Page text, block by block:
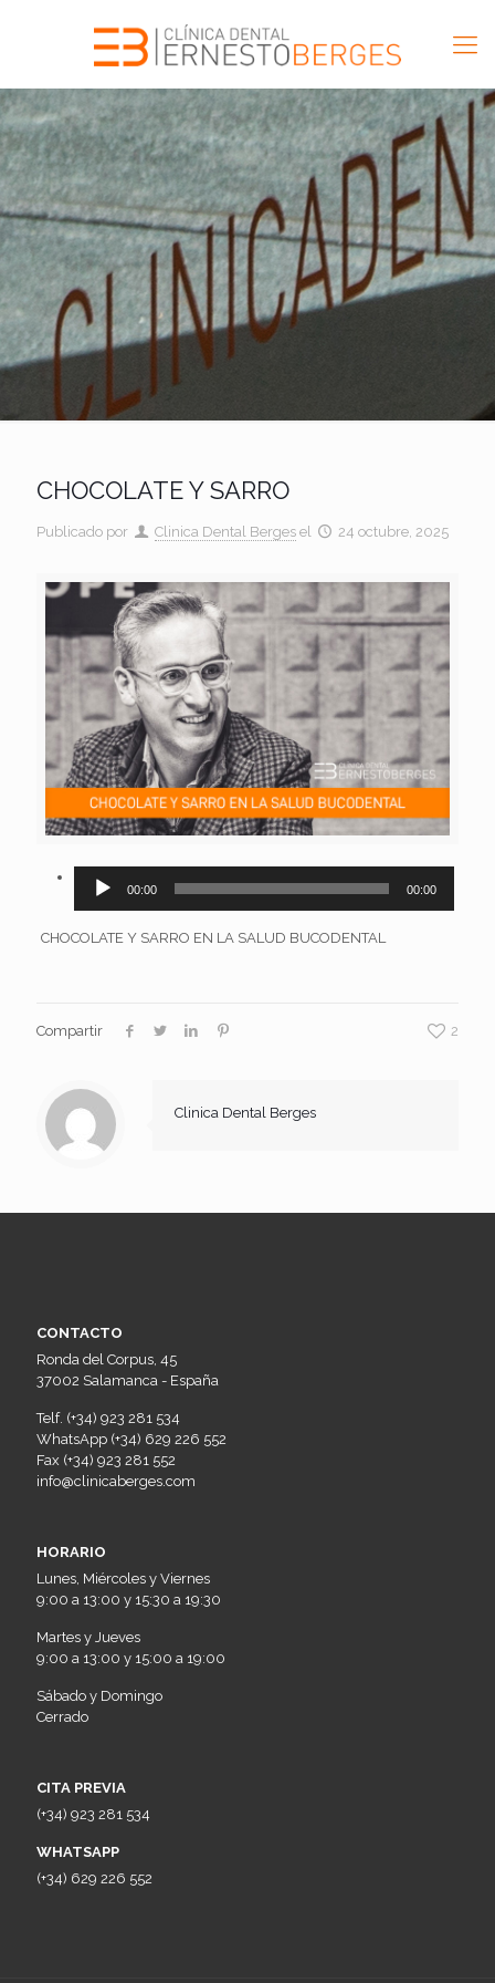
CHOCOLATE Y SARRO
Publicado por Clinica Dental Berges el 24 octubre, 2025
Reproductor
00:00 00:00
CHOCOLATE Y SARRO EN LA SALUD BUCODENTAL
Compartir 2
Clinica Dental Berges
CONTACTO
Ronda del Corpus, 45
37002 Salamanca - España
Telf. (+34) 923 281 534
WhatsApp (+34) 629 226 552
Fax (+34) 923 281 552
info@clinicaberges.com
HORARIO
Lunes, Miércoles y Viernes
9:00 a 13:00 y 15:30 a 19:30
Martes y Jueves
9:00 a 13:00 y 15:00 a 19:00
Sábado y Domingo
Cerrado
CITA PREVIA
(+34) 923 281 534
WHATSAPP
(+34) 629 226 552